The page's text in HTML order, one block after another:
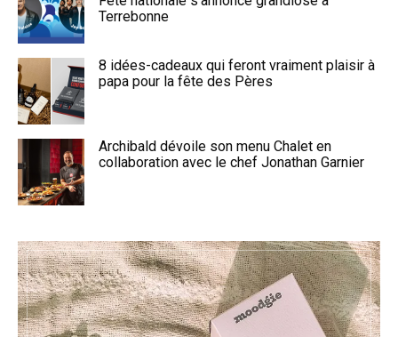
Terrebonne
8 idées-cadeaux qui feront vraiment plaisir à
papa pour la fête des Pères
Archibald dévoile son menu Chalet en
collaboration avec le chef Jonathan Garnier